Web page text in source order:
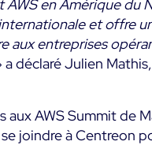
AWS en Amérique du
et offre
aux entreprises
a déclaré Julien
aux AWS Summit de
joindre à Centreon